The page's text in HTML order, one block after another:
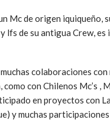
Mc de origen iquiqueño,
lfs de su antigua Crew,
colaboraciones
como con Chilenos Mc’s ,
en proyectos con
y muchas